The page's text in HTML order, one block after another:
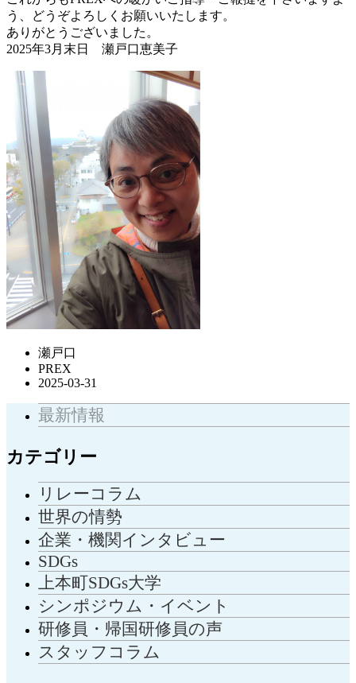
う、どうぞよろしくお願いいたします。
ありがとうございました。
2025年3月末日 瀬戸口恵美子
瀬戸口
PREX
2025-03-31
最新情報
カテゴリー
リレーコラム
世界の情勢
企業・機関インタビュー
SDGs
上本町SDGs大学
シンポジウム・イベント
研修員・帰国研修員の声
スタッフコラム